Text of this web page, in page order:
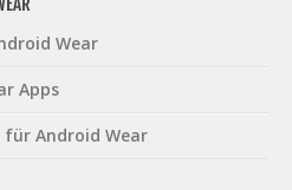
Wear
Apps
für Android Wear